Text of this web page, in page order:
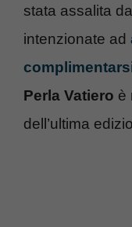
stata assalita
intenzionate ad
Perla Vatiero è
dell’ultima